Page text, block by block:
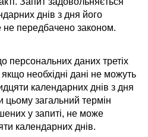
днів з дня його
передбачено законом.
персональних даних третіх
якщо необхідні дані не можуть
календарних днів з дня
загальний термін
у запиті, не може
календарних днів.